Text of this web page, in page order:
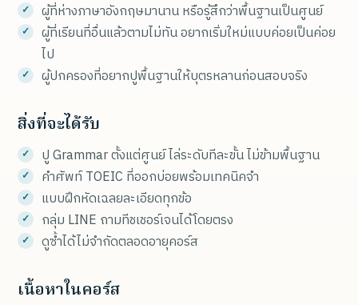
ผู้ที่ห่างภาษาอังกฤษมานาน หรือรู้สึกว่าพื้นฐานเป็นศูนย์
ผู้ที่เรียนที่อื่นแล้วตามไม่ทัน อยากเริ่มใหม่แบบค่อยเป็นค่อย
ไป
ผู้ปกครองที่อยากปูพื้นฐานให้บุตรหลานก่อนสอบจริง
สิ่งที่จะได้รับ
ปู Grammar ตั้งแต่ศูนย์ ไล่ระดับทีละขั้น ไม่ข้ามพื้นฐาน
คำศัพท์ TOEIC ที่ออกบ่อยพร้อมเทคนิคจำ
แบบฝึกหัดเฉลยละเอียดทุกข้อ
กลุ่ม LINE ถามทีชเชอร์เจนได้โดยตรง
ดูซ้ำได้ไม่จำกัดตลอดอายุคอร์ส
เนื้อหาในคอร์ส